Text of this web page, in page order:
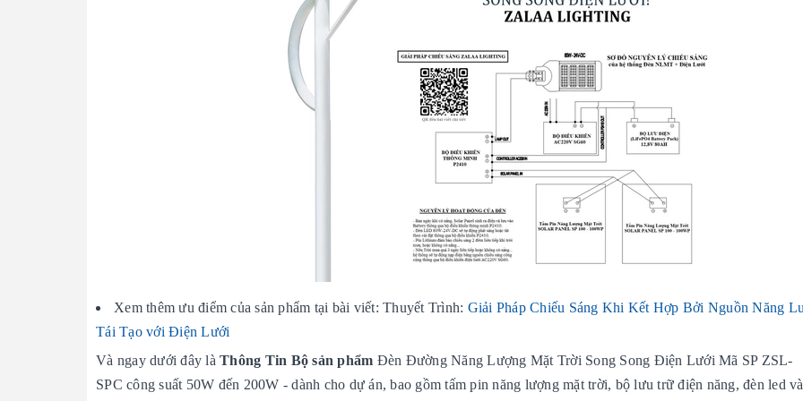
Xem thêm ưu điểm của sản phẩm tại bài viết: Thuyết Trình: Giải Pháp Chiếu Sáng Khi Kết Hợp Bởi Nguồn Năng
Tái Tạo với Điện Lưới
Và ngay dưới đây là Thông Tin Bộ sản phẩm Đèn Đường Năng Lượng Mặt Trời Song Song Điện Lưới Mã SP ZSL-
SPC công suất 50W đến 200W - dành cho dự án, bao gồm tấm pin năng lượng mặt trời, bộ lưu trữ điện năng, đèn led